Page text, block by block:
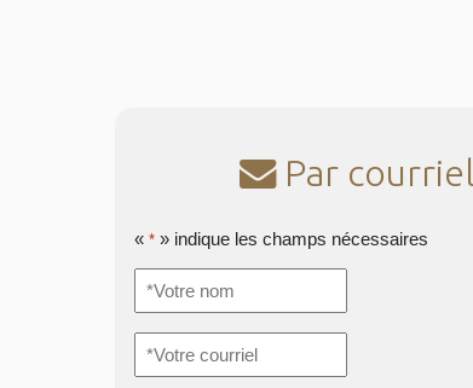
Par courriel
«* » indique les champs nécessaires
nom*
courriel*